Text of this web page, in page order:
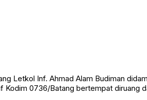
Letkol Inf. Ahmad Alam Budiman
Kodim 0736/Batang bertempat diruang